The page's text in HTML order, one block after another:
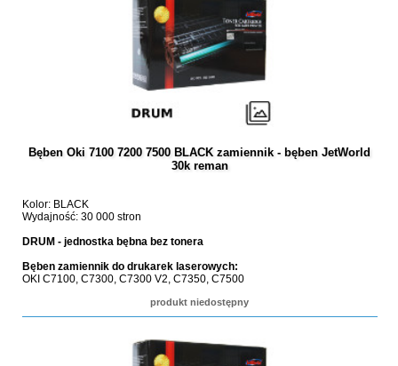
Bęben Oki 7100 7200 7500 BLACK zamiennik - bęben JetWorld
30k reman
Kolor: BLACK
Wydajność: 30 000 stron
DRUM - jednostka bębna bez tonera
Bęben zamiennik do drukarek laserowych:
OKI C7100, C7300, C7300 V2, C7350, C7500
produkt niedostępny